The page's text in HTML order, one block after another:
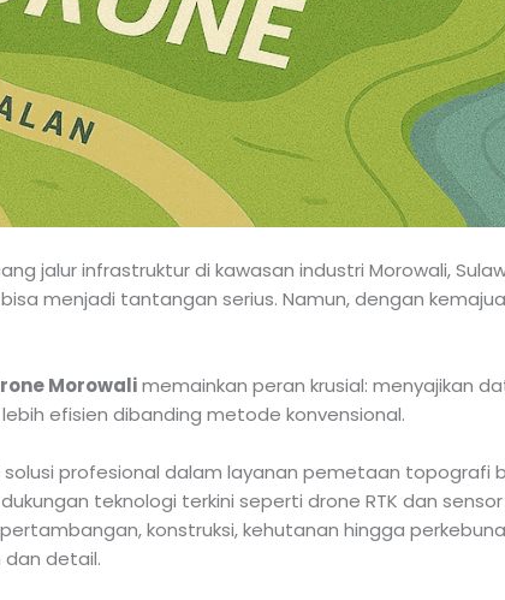
jalur infrastruktur di kawasan industri Morowali,
menjadi tantangan serius. Namun, dengan
Morowalimemainkan peran krusial: menyajikan
efisien dibanding metode konvensional.
solusi profesional dalam layanan pemetaan topografi
teknologi terkini seperti drone RTK dan
konstruksi, kehutanan hingga
detail.